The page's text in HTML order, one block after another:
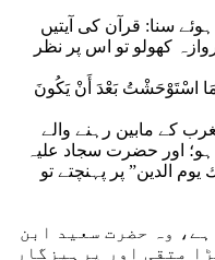
سنا: قرآن کی آیتیں
کھولو تو اس پر نظر
اسْتَوْحَشْتُ بَعْدَ أَنْ يَكُونَ
کے مابین رہنے والے
اور حضرت سجاد عليہ
الدين” پر پہنچتے تو
ہے، وہ حضرت سعید ابن
متقی اور پرہیزگار